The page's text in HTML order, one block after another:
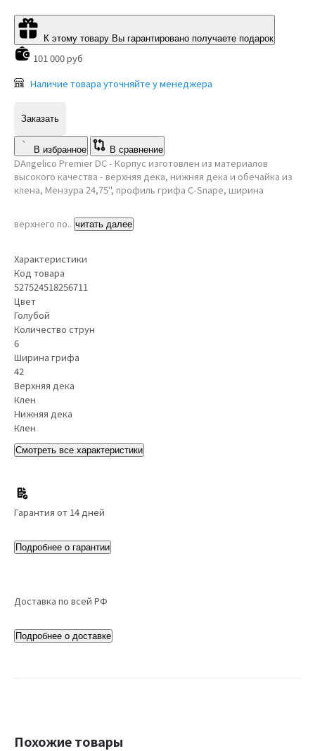
К этому товару Вы гарантировано получаете подарок
101 000 руб
Наличие товара уточняйте у менеджера
Заказать
В избранное В сравнение
DAngelico Premier DC - Корпус изготовлен из материалов
высокого качества - верхняя дека, нижняя дека и обечайка из
клена, Мензура 24,75", профиль грифа C-Snape, ширина
верхнего по.. читать далее
Характеристики
Код товара
527524518256711
Цвет
Голубой
Количество струн
6
Ширина грифа
42
Верхняя дека
Клен
Нижняя дека
Клен
Смотреть все характеристики
Гарантия от 14 дней
Подробнее о гарантии
Доставка по всей РФ
Подробнее о доставке
Похожие товары